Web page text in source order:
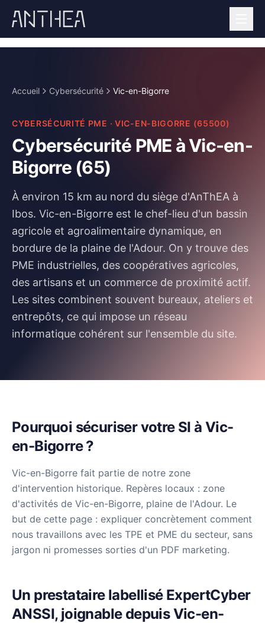
Accueil Cybersécurité Vic-en-Bigorre
CYBERSÉCURITÉ PME ·VIC-EN-BIGORRE (65500)
Cybersécurité PME à Vic-en-
Bigorre (65)
À environ 15 km au nord du siège d'AnThEA à
Ibos. Vic-en-Bigorre est le chef-lieu d'un bassin
agricole et agroalimentaire dynamique, en
bordure de la plaine de l'Adour. On y trouve des
PME industrielles, des coopératives agricoles,
des artisans et un commerce de proximité actif.
Les sites combinent souvent bureaux, ateliers et
entrepôts, ce qui impose un réseau
informatique cohérent sur l'ensemble du site.
Pourquoi sécuriser votre SI à Vic-
en-Bigorre ?
Vic-en-Bigorre fait partie de notre zone
d'intervention historique. Repères locaux : zone
d'activités de Vic-en-Bigorre, plaine de l'Adour. Le
but de cette page : expliquer concrètement comment
nous travaillons avec les TPE et PME du secteur, sans
jargon ni promesses sorties d'un PDF marketing.
Un prestataire labellisé ExpertCyber
ANSSI, joignable depuis Vic-en-